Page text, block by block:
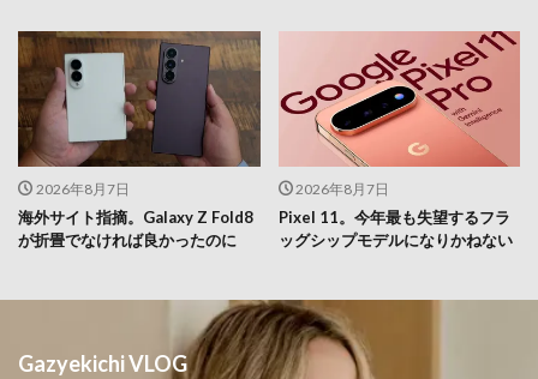
2026年8月7日
海外サイト指摘。Galaxy Z Fold8
が折畳でなければ良かったのに
2026年8月7日
Pixel 11。今年最も失望するフラ
ッグシップモデルになりかねない
Gazyekichi VLOG